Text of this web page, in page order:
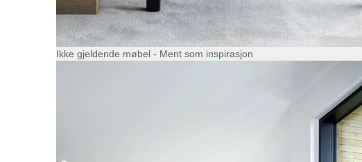
Ikke gjeldende møbel - Ment som inspirasjon